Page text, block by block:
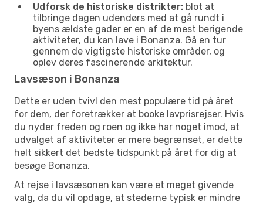
Udforsk de historiske distrikter: blot at
tilbringe dagen udendørs med at gå rundt i
byens ældste gader er en af de mest berigende
aktiviteter, du kan lave i Bonanza. Gå en tur
gennem de vigtigste historiske områder, og
oplev deres fascinerende arkitektur.
Lavsæson i Bonanza
Dette er uden tvivl den mest populære tid på året
for dem, der foretrækker at booke lavprisrejser. Hvis
du nyder freden og roen og ikke har noget imod, at
udvalget af aktiviteter er mere begrænset, er dette
helt sikkert det bedste tidspunkt på året for dig at
besøge Bonanza.
At rejse i lavsæsonen kan være et meget givende
valg, da du vil opdage, at stederne typisk er mindre